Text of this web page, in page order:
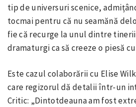
tip de universuri scenice,
tocmai pentru că nu seamănă
fie că recurge la unul dintre
dramaturgi ca să creeze o piesă
Este cazul colaborării cu Elise
care regizorul dă detalii într-un
Critic: „Dintotdeauna am fost